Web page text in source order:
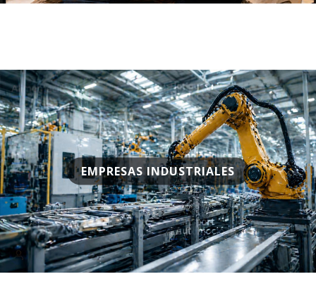
EMPRESAS INDUSTRIALES